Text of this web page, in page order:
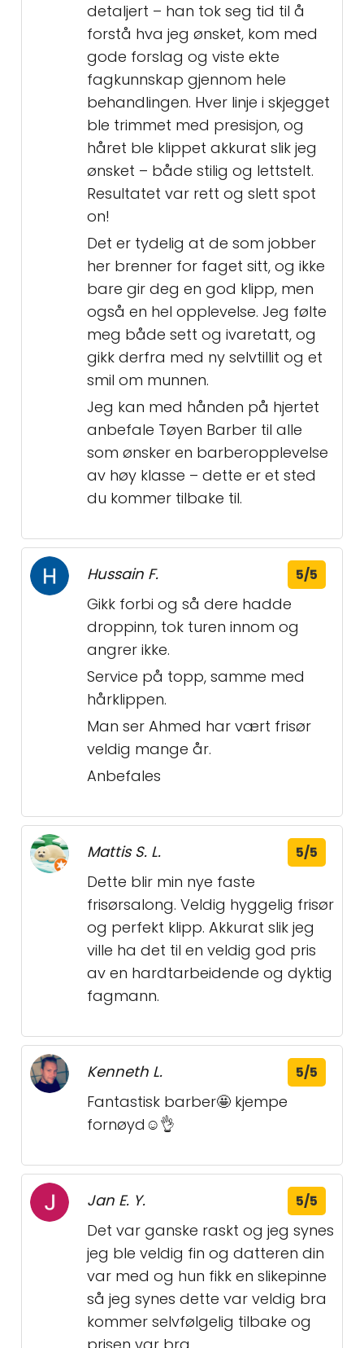
detaljert – han tok seg tid til å
forstå hva jeg ønsket, kom med
gode forslag og viste ekte
fagkunnskap gjennom hele
behandlingen. Hver linje i skjegget
ble trimmet med presisjon, og
håret ble klippet akkurat slik jeg
ønsket – både stilig og lettstelt.
Resultatet var rett og slett spot
on!
Det er tydelig at de som jobber
her brenner for faget sitt, og ikke
bare gir deg en god klipp, men
også en hel opplevelse. Jeg følte
meg både sett og ivaretatt, og
gikk derfra med ny selvtillit og et
smil om munnen.
Jeg kan med hånden på hjertet
anbefale Tøyen Barber til alle
som ønsker en barberopplevelse
av høy klasse – dette er et sted
du kommer tilbake til.
Hussain F. 5/5
Gikk forbi og så dere hadde
droppinn, tok turen innom og
angrer ikke.
Service på topp, samme med
hårklippen.
Man ser Ahmed har vært frisør
veldig mange år.
Anbefales
Mattis S. L. 5/5
Dette blir min nye faste
frisørsalong. Veldig hyggelig frisør
og perfekt klipp. Akkurat slik jeg
ville ha det til en veldig god pris
av en hardtarbeidende og dyktig
fagmann.
Kenneth L. 5/5
Fantastisk barber🤩 kjempe
fornøyd☺️👌
Jan E. Y. 5/5
Det var ganske raskt og jeg synes
jeg ble veldig fin og datteren din
var med og hun fikk en slikepinne
så jeg synes dette var veldig bra
kommer selvfølgelig tilbake og